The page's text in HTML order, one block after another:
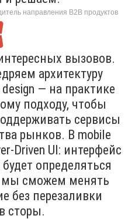
направления B2B продуктов
вызовов.
архитектуру
design — на практике
подходу, чтобы
сервисы
рынков. В mobile
Driven UI: интерфейс
определяться
мы сможем менять
без перезаливки
в сторы.